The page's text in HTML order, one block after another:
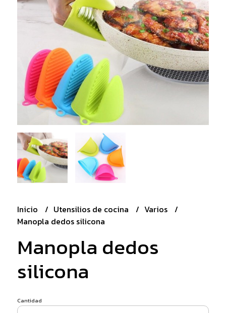
Inicio Utensilios de cocina
Varios
Manopla dedos silicona
Manopla dedos
silicona
Cantidad